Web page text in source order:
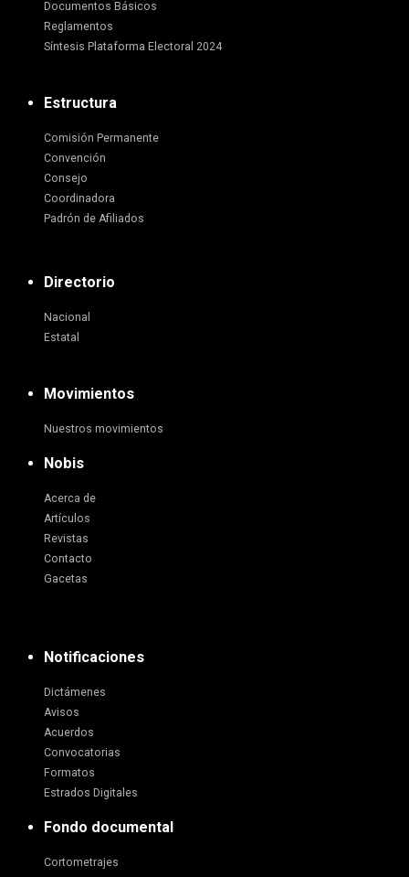
Documentos Básicos
Reglamentos
Síntesis Plataforma Electoral 2024
Estructura
Comisión Permanente
Convención
Consejo
Coordinadora
Padrón de Afiliados
Directorio
Nacional
Estatal
Movimientos
Nuestros movimientos
Nobis
Acerca de
Artículos
Revistas
Contacto
Gacetas
Notificaciones
Dictámenes
Avisos
Acuerdos
Convocatorias
Formatos
Estrados Digitales
Fondo documental
Cortometrajes